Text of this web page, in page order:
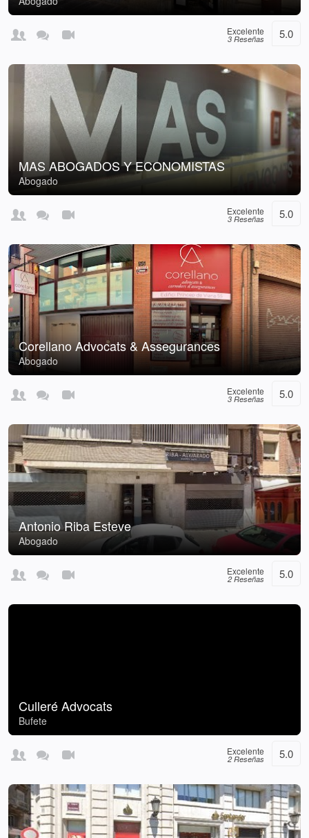
Excelente
3 Reseñas 5.0
MAS ABOGADOS Y ECONOMISTAS
Abogado
Excelente
3 Reseñas 5.0
Corellano Advocats & Assegurances
Abogado
Excelente
3 Reseñas 5.0
Antonio Riba Esteve
Abogado
Excelente
2 Reseñas 5.0
Culleré Advocats
Bufete
Excelente
2 Reseñas 5.0